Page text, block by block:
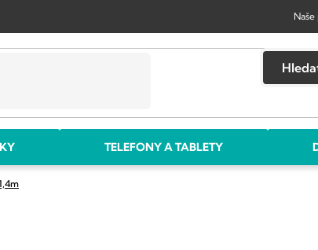
TELEFONY A TABLETY